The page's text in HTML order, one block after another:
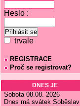
Heslo :
trvale
REGISTRACE
Proč se registrovat?
DNES JE
Sobota 08.08. 2026
Dnes má svátek Soběslav